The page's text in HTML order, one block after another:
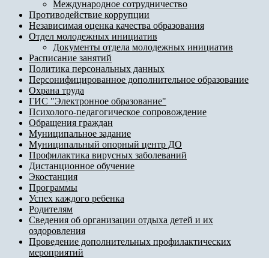
Международное сотрудничество
Противодействие коррупции
Независимая оценка качества образования
Отдел молодежных инициатив
Документы отдела молодежных инициатив
Расписание занятий
Политика персональных данных
Персонифицированное дополнительное образование
Охрана труда
ГИС "Электронное образование"
Психолого-педагогическое сопровождение
Обращения граждан
Муниципальное задание
Муниципальный опорный центр ДО
Профилактика вирусных заболеваний
Дистанционное обучение
Экостанция
Программы
Успех каждого ребенка
Родителям
Сведения об организации отдыха детей и их
оздоровления
Проведение дополнительных профилактических
мероприятий